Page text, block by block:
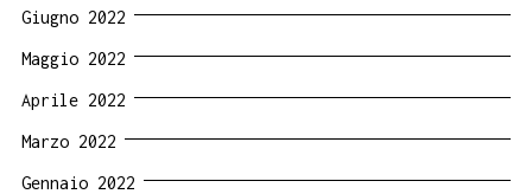
Giugno 2022
Maggio 2022
Aprile 2022
Marzo 2022
Gennaio 2022